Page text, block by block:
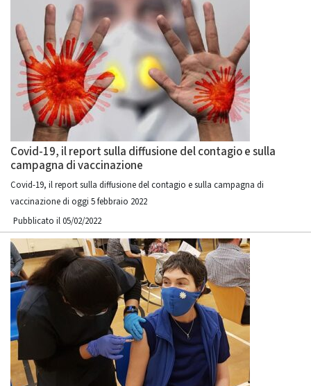
Covid-19, il report sulla diffusione del contagio e sulla
campagna di vaccinazione
Covid-19, il report sulla diffusione del contagio e sulla campagna di
vaccinazione di oggi 5 febbraio 2022
Pubblicato il 05/02/2022